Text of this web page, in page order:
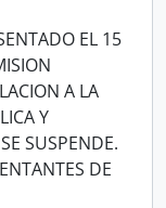
EL 15
A LA
Y
SUSPENDE.
DE